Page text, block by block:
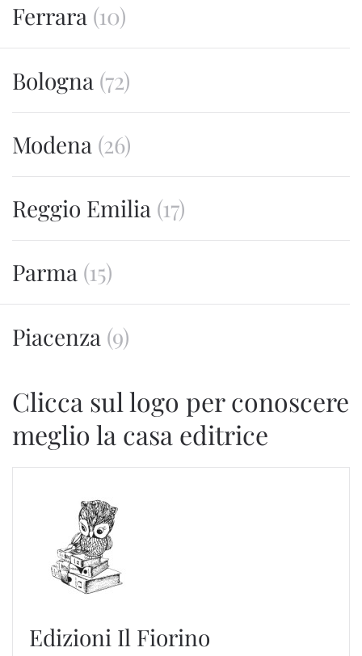
Ferrara (10)
Bologna (72)
Modena (26)
Reggio Emilia (17)
Parma (15)
Piacenza (9)
Clicca sul logo per conoscere
meglio la casa editrice
Edizioni Il Fiorino